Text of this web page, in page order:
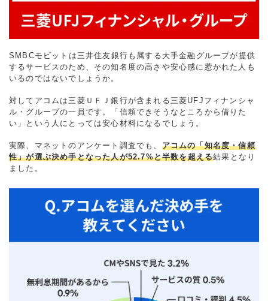
SMBCモビットは三井住友銀行も属する大手金融グループが提供
するサービスのため、その知名度の高さや安心感に惹かれた人も
いるのではないでしょうか。
対してアコムは三菱ＵＦＪ銀行が含まれる三菱UFJフィナンシャ
ル・グループの一員です。「信頼できそうなところから借りた
い」という人にとっては安心材料になるでしょう。
実際、マネットのアンケート調査でも、 アコムの「知名度・信頼
性」が選ぶ決め手となった人が52.7%と半数を超える結果となり
ました。